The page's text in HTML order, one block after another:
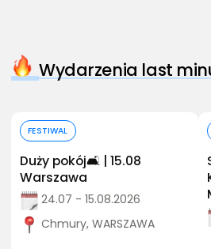
Wydarzenia last
FESTIWAL
Duży pokój🛋️ | 15.08
Warszawa
24.07 - 15.08.2026
Chmury, WARSZAWA